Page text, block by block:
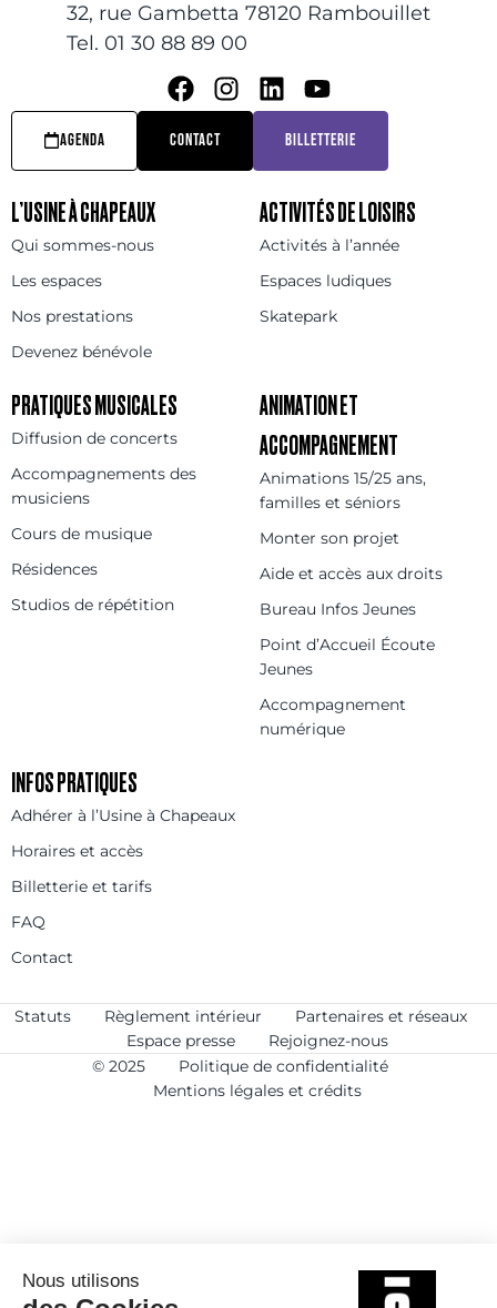
32, rue Gambetta 78120 Rambouillet
Tel. 01 30 88 89 00
AGENDA CONTACT BILLETTERIE
L’USINE À CHAPEAUX
Qui sommes-nous
Les espaces
Nos prestations
Devenez bénévole
ACTIVITÉS DE LOISIRS
Activités à l’année
Espaces ludiques
Skatepark
PRATIQUES MUSICALES
Diffusion de concerts
Accompagnements des
musiciens
Cours de musique
Résidences
Studios de répétition
ANIMATION ET
ACCOMPAGNEMENT
Animations 15/25 ans,
familles et séniors
Monter son projet
Aide et accès aux droits
Bureau Infos Jeunes
Point d’Accueil Écoute
Jeunes
Accompagnement
numérique
INFOS PRATIQUES
Adhérer à l’Usine à Chapeaux
Horaires et accès
Billetterie et tarifs
FAQ
Contact
Statuts Règlement intérieur
Partenaires et réseaux
Espace presse
Rejoignez-nous
© 2025
Politique de confidentialité
Mentions légales et crédits